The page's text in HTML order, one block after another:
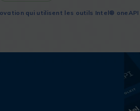
qui utilisent les outils Intel®